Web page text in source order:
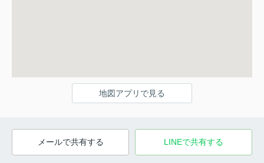
地図アプリで見る
メールで共有する LINEで共有する